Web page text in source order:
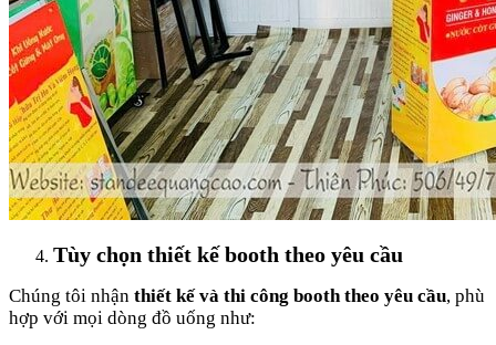
Tùy chọn thiết kế booth theo yêu cầu
Chúng tôi nhận thiết kế và thi công booth theo yêu cầu, phù
hợp với mọi dòng đồ uống như: